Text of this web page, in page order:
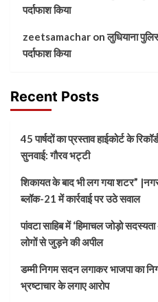
पर्दाफाश किया
zeetsamachar onलुधियाना
पर्दाफाश किया
Recent Posts
45 पार्षदों का प्रस्ताव हाईकोर्ट के
सुनवाई: गौरव भट्टी
शिकायत के बाद भी लग गया शटर”
ब्लॉक-21 में कार्रवाई पर उठे सवाल
पांवटा साहिब में ‘हिमाचल जोड़ो
लोगों से जुड़ने की अपील
डम्मी निगम सदन लगाकर भाजपा का
भ्रष्टाचार के लगाए आरोप